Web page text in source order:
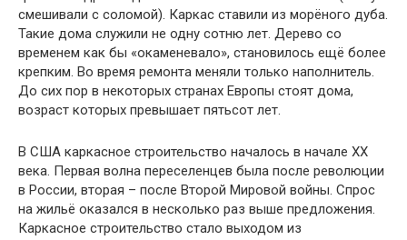
смешивали с соломой). Каркас ставили из морёного дуба.
Такие дома служили не одну сотню лет. Дерево со
временем как бы «окаменевало», становилось ещё более
крепким. Во время ремонта меняли только наполнитель.
До сих пор в некоторых странах Европы стоят дома,
возраст которых превышает пятьсот лет.
В США каркасное строительство началось в начале XX
века. Первая волна переселенцев была после революции
в России, вторая – после Второй Мировой войны. Спрос
на жильё оказался в несколько раз выше предложения.
Каркасное строительство стало выходом из